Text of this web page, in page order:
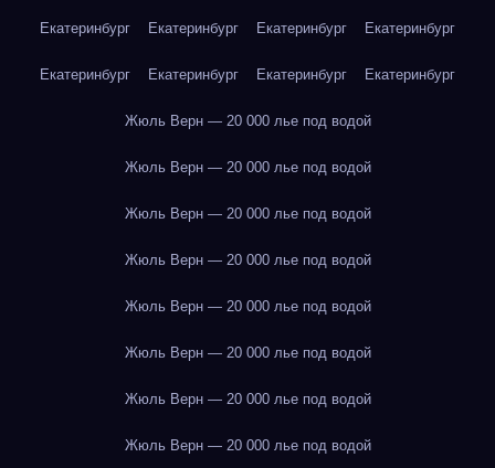
Екатеринбург Екатеринбург Екатеринбург Екатеринбург
Екатеринбург Екатеринбург Екатеринбург Екатеринбург
Жюль Верн — 20 000 лье под водой
Жюль Верн — 20 000 лье под водой
Жюль Верн — 20 000 лье под водой
Жюль Верн — 20 000 лье под водой
Жюль Верн — 20 000 лье под водой
Жюль Верн — 20 000 лье под водой
Жюль Верн — 20 000 лье под водой
Жюль Верн — 20 000 лье под водой